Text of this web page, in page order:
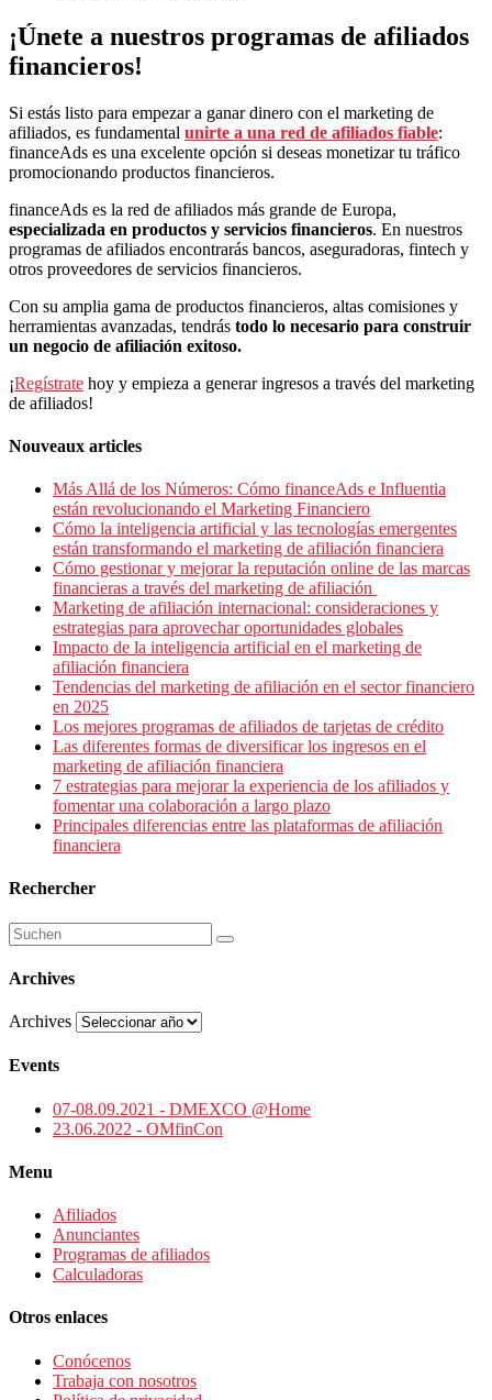
¡Únete a nuestros programas de afiliados
financieros!
Si estás listo para empezar a ganar dinero con el marketing de
afiliados, es fundamental unirte a una red de afiliados fiable:
financeAds es una excelente opción si deseas monetizar tu tráfico
promocionando productos financieros.
financeAds es la red de afiliados más grande de Europa,
especializada en productos y servicios financieros. En nuestros
programas de afiliados encontrarás bancos, aseguradoras, fintech y
otros proveedores de servicios financieros.
Con su amplia gama de productos financieros, altas comisiones y
herramientas avanzadas, tendrás todo lo necesario para construir
un negocio de afiliación exitoso.
¡Regístrate hoy y empieza a generar ingresos a través del marketing
de afiliados!
Nouveaux articles
Más Allá de los Números: Cómo financeAds e Influentia
están revolucionando el Marketing Financiero
Cómo la inteligencia artificial y las tecnologías emergentes
están transformando el marketing de afiliación financiera
Cómo gestionar y mejorar la reputación online de las marcas
financieras a través del marketing de afiliación
Marketing de afiliación internacional: consideraciones y
estrategias para aprovechar oportunidades globales
Impacto de la inteligencia artificial en el marketing de
afiliación financiera
Tendencias del marketing de afiliación en el sector financiero
en 2025
Los mejores programas de afiliados de tarjetas de crédito
Las diferentes formas de diversificar los ingresos en el
marketing de afiliación financiera
7 estrategias para mejorar la experiencia de los afiliados y
fomentar una colaboración a largo plazo
Principales diferencias entre las plataformas de afiliación
financiera
Rechercher
Archives
Archives
Events
07-08.09.2021 - DMEXCO @Home
23.06.2022 - OMfinCon
Menu
Afiliados
Anunciantes
Programas de afiliados
Calculadoras
Otros enlaces
Conócenos
Trabaja con nosotros